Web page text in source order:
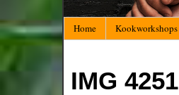
Home Kookworkshops
IMG 4251